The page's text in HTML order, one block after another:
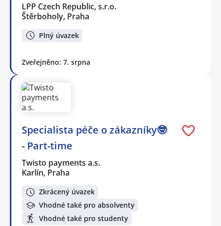
LPP Czech Republic, s.r.o.
Štěrboholy, Praha
Plný úvazek
Zveřejněno: 7. srpna
Specialista péče o zákazníky🤓
- Part-time
Twisto payments a.s.
Karlín, Praha
Zkrácený úvazek
Vhodné také pro absolventy
Vhodné také pro studenty